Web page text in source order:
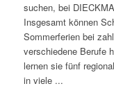
suchen, bei
Insgesamt können
Sommerferien bei
verschiedene Berufe
lernen sie fünf
in viele ...